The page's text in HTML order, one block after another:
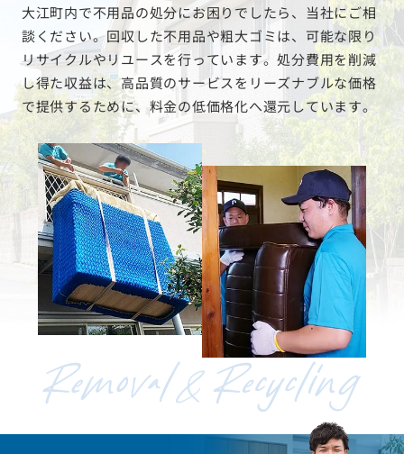
大江町内で不用品の処分にお困りでしたら、当社にご相
談ください。回収した不用品や粗大ゴミは、可能な限り
リサイクルやリユースを行っています。処分費用を削減
し得た収益は、高品質のサービスをリーズナブルな価格
で提供するために、料金の低価格化へ還元しています。